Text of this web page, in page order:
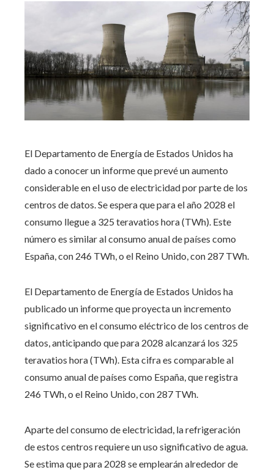
El Departamento de Energía de Estados Unidos ha
dado a conocer un informe que prevé un aumento
considerable en el uso de electricidad por parte de los
centros de datos. Se espera que para el año 2028 el
consumo llegue a 325 teravatios hora (TWh). Este
número es similar al consumo anual de países como
España, con 246 TWh, o el Reino Unido, con 287 TWh.
El Departamento de Energía de Estados Unidos ha
publicado un informe que proyecta un incremento
significativo en el consumo eléctrico de los centros de
datos, anticipando que para 2028 alcanzará los 325
teravatios hora (TWh). Esta cifra es comparable al
consumo anual de países como España, que registra
246 TWh, o el Reino Unido, con 287 TWh.
Aparte del consumo de electricidad, la refrigeración
de estos centros requiere un uso significativo de agua.
Se estima que para 2028 se emplearán alrededor de